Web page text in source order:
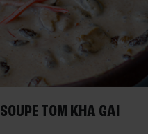
SOUPE TOM KHA GAI